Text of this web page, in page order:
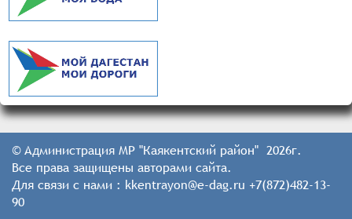
© Администрация МР "Каякентский район" 2026г.
Все права защищены авторами сайта.
Для связи с нами : kkentrayon@e-dag.ru +7(872)482-13-
90